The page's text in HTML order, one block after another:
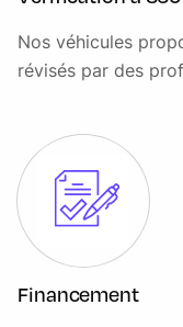
Nos véhicules
révisés par des
Financement